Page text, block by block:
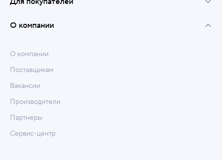
О компании
О компании
Поставщикам
Вакансии
Производители
Партнеры
Сервис-центр